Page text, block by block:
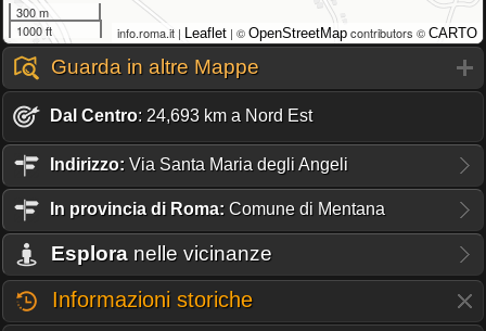
300 m
1000 ft
info.roma.it | Leaflet | © OpenStreetMap contributors © CARTO
Guarda in altre Mappe
Dal Centro: 24,693 km a Nord Est
Indirizzo: Via Santa Maria degli Angeli
In provincia di Roma: Comune di Mentana
Esplora nelle vicinanze
Informazioni storiche